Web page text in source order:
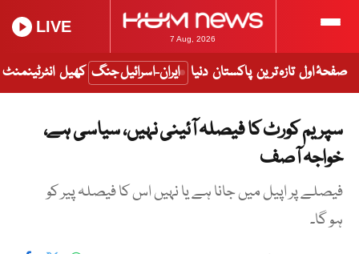
7 Aug, 2026
LIVE
صفحۂ اول تازہ ترین پاکستان دنیا ایران-اسرائیل جنگ کھیل انٹرٹینمنٹ
سپریم کورٹ کا فیصلہ آئینی نہیں، سیاسی ہے،
خواجہ آصف
فیصلے پر اپیل میں جانا ہے یا نہیں اس کا فیصلہ پیر کو
ہو گا۔